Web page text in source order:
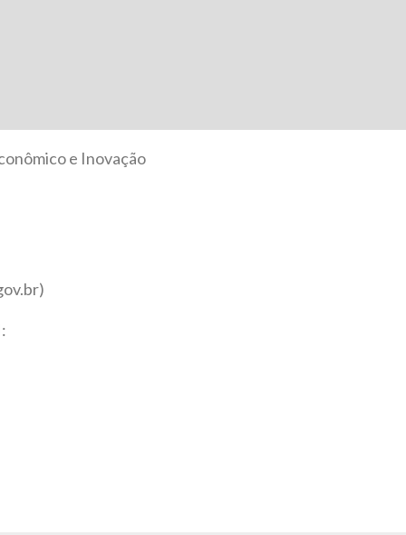
e Inovação